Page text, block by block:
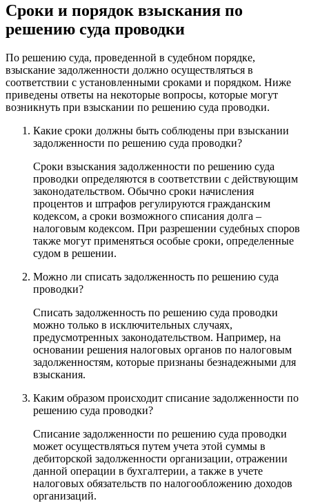
Сроки и порядок взыскания по
решению суда проводки
По решению суда, проведенной в судебном порядке,
взыскание задолженности должно осуществляться в
соответствии с установленными сроками и порядком. Ниже
приведены ответы на некоторые вопросы, которые могут
возникнуть при взыскании по решению суда проводки.
Какие сроки должны быть соблюдены при взыскании
задолженности по решению суда проводки?
Сроки взыскания задолженности по решению суда
проводки определяются в соответствии с действующим
законодательством. Обычно сроки начисления
процентов и штрафов регулируются гражданским
кодексом, а сроки возможного списания долга –
налоговым кодексом. При разрешении судебных споров
также могут применяться особые сроки, определенные
судом в решении.
Можно ли списать задолженность по решению суда
проводки?
Списать задолженность по решению суда проводки
можно только в исключительных случаях,
предусмотренных законодательством. Например, на
основании решения налоговых органов по налоговым
задолженностям, которые признаны безнадежными для
взыскания.
Каким образом происходит списание задолженности по
решению суда проводки?
Списание задолженности по решению суда проводки
может осуществляться путем учета этой суммы в
дебиторской задолженности организации, отражении
данной операции в бухгалтерии, а также в учете
налоговых обязательств по налогообложению доходов
организаций.